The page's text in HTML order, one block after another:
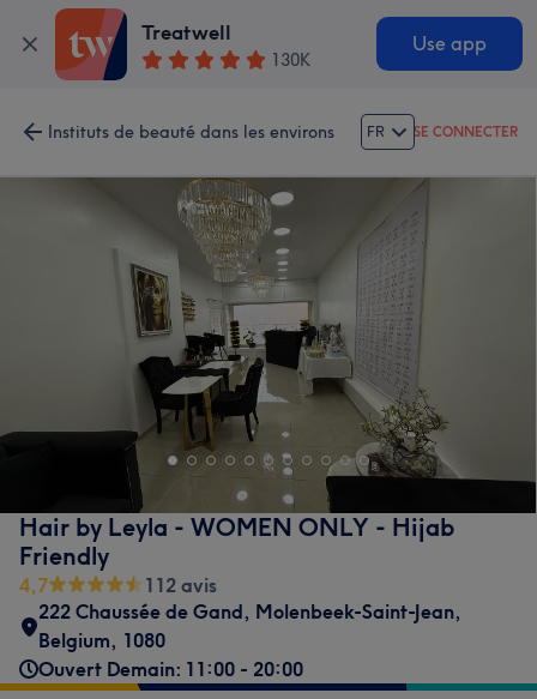
Treatwell
130K
Use app
Instituts de beauté dans les environs FR SE CONNECTER
Hair by Leyla - WOMEN ONLY - Hijab
Friendly
4,7
112 avis
222 Chaussée de Gand, Molenbeek-Saint-Jean,
Belgium, 1080
Ouvert Demain: 11:00 - 20:00